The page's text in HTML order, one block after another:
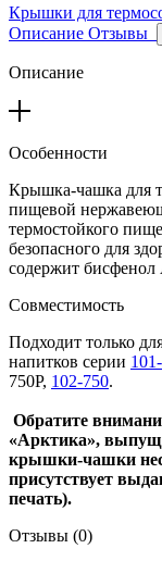
Крышки для
Описание Отзывы
Описание
Особенности
Крышка-чашка для
пищевой
термостойкого
безопасного для
содержит бисфенол
Совместимость
Подходит только
напитков серии
750Р, 102-750.
Обратите
«Арктика»,
крышки-чашки
присутствует
печать).
Отзывы (0)